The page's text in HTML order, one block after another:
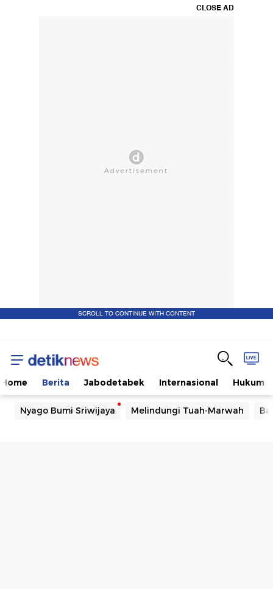
CLOSE AD
SCROLL TO CONTINUE WITH CONTENT
Home Berita Jabodetabek Internasional Hukum
Nyago Bumi Sriwijaya Melindungi Tuah-Marwah